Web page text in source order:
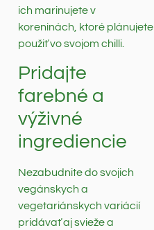
ich marinujete v
koreninách, ktoré plánujete
použiť vo svojom chilli.
Pridajte
farebné a
výživné
ingrediencie
Nezabudnite do svojich
vegánskych a
vegetariánskych variácií
pridávať aj svieže a